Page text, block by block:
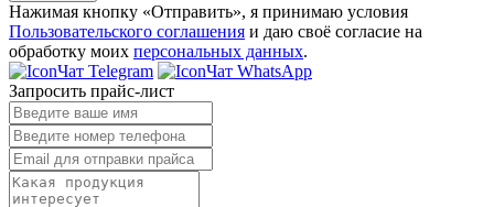
Нажимая кнопку «Отправить», я принимаю условия
Пользовательского соглашения и даю своё согласие на
обработку моих персональных данных.
Чат Telegram
Чат WhatsApp
Запросить прайс-лист